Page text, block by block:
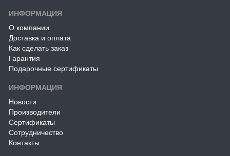
ИНФОРМАЦИЯ
О компании
Доставка и оплата
Как сделать заказ
Гарантия
Подарочные сертификаты
ИНФОРМАЦИЯ
Новости
Производители
Сертификаты
Сотрудничество
Контакты